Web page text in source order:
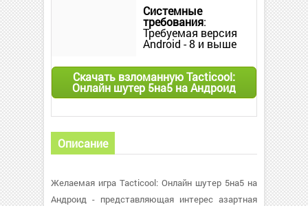
Системные
требования:
Требуемая версия
Android - 8 и выше
Скачать взломанную Tacticool:
Онлайн шутер 5на5 на Андроид
Описание
Желаемая игра Tacticool: Онлайн шутер 5на5 на
Андроид - представляющая интерес азартная